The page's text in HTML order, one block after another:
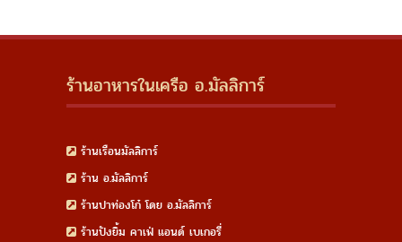
ร้านอาหารในเครือ อ.มัลลิการ์
ร้านเรือนมัลลิการ์
ร้าน อ.มัลลิการ์
ร้านปาท่องโก๋ โดย อ.มัลลิการ์
ร้านปังยิ้ม คาเฟ่ แอนด์ เบเกอรี่